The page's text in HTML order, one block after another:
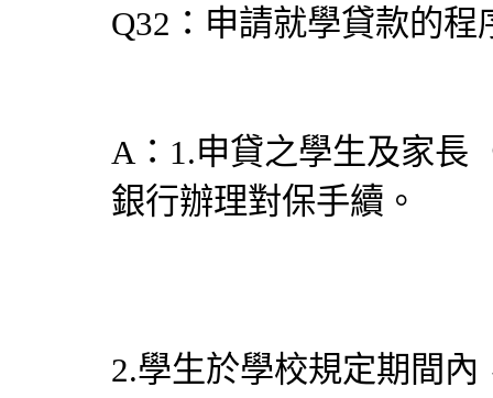
Q32：申請就學貸款的程
A：1.申貸之學生及家長
銀行辦理對保手續。
2.學生於學校規定期間